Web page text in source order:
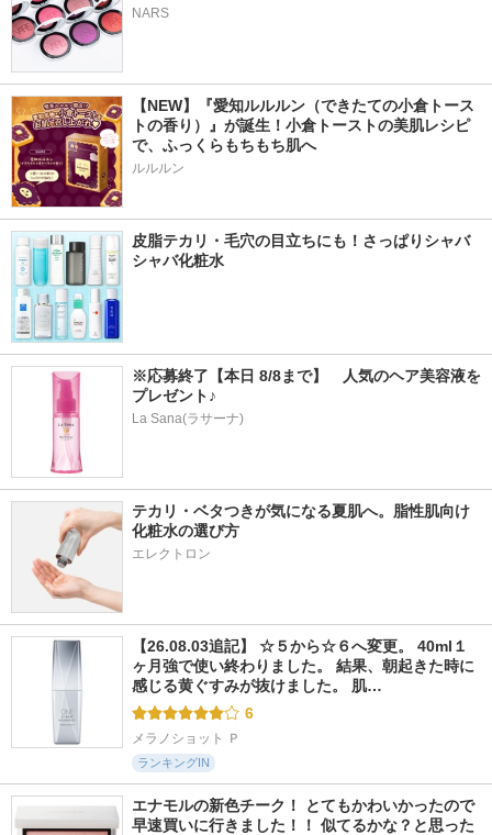
NARS
【NEW】『愛知ルルルン（できたての小倉トース
トの香り）』が誕生！小倉トーストの美肌レシピ
で、ふっくらもちもち肌へ
ルルルン
皮脂テカリ・毛穴の目立ちにも！さっぱりシャバ
シャバ化粧水
※応募終了【本日 8/8まで】　人気のヘア美容液を
プレゼント♪
La Sana(ラサーナ)
テカリ・ベタつきが気になる夏肌へ。脂性肌向け
化粧水の選び方
エレクトロン
【26.08.03追記】 ☆５から☆６へ変更。 40ml１
ヶ月強で使い終わりました。 結果、朝起きた時に
感じる黄ぐすみが抜けました。 肌…
6
メラノショット Ｐ
ランキングIN
エナモルの新色チーク！ とてもかわいかったので
早速買いに行きました！！ 似てるかな？と思った